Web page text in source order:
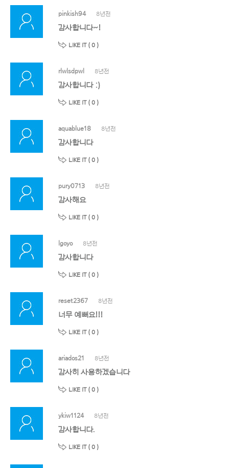
pinkish94 8년전
감사합니다~!
LIKE IT ( 0 )
rlwlsdpwl 8년전
감사합니다 :)
LIKE IT ( 0 )
aquablue18 8년전
감사합니다
LIKE IT ( 0 )
pury0713 8년전
감사해요
LIKE IT ( 0 )
lgoyo 8년전
감사합니다
LIKE IT ( 0 )
reset2367 8년전
너무 예뻐요!!!
LIKE IT ( 0 )
ariados21 8년전
감사히 사용하겠습니다
LIKE IT ( 0 )
ykiw1124 8년전
감사합니다.
LIKE IT ( 0 )